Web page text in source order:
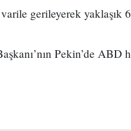
gerileyerek yaklaşık
Pekin’de ABD